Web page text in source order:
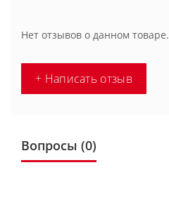
Нет отзывов о данном товаре.
+ Написать отзыв
Вопросы (0)